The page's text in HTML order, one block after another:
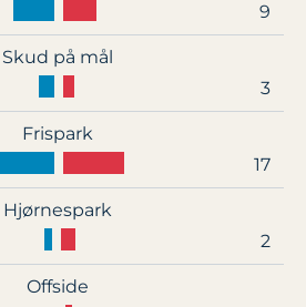
9
Skud på mål
3
Frispark
17
Hjørnespark
2
Offside